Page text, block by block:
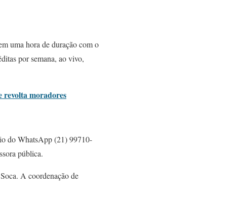
uma hora de duração com o
por semana, ao vivo,
revolta moradores
do WhatsApp (21) 99710-
pública.
A coordenação de